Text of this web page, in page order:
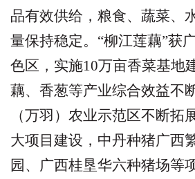
品有效供给，粮食、蔬菜、
量保持稳定。 “柳江莲藕”获
色区，实施10万亩香菜基地
藕、香葱等产业综合效益不
（万羽）农业示范区不断拓
大项目建设，中丹种猪广西
园、广西桂垦华六种猪场等